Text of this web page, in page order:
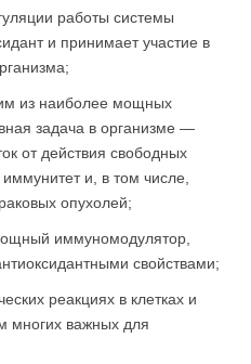
работы системы
и принимает участие в
из наиболее мощных
задача в организме —
от действия свободных
и, в том числе,
опухолей;
иммуномодулятор,
свойствами;
реакциях в клетках и
многих важных для